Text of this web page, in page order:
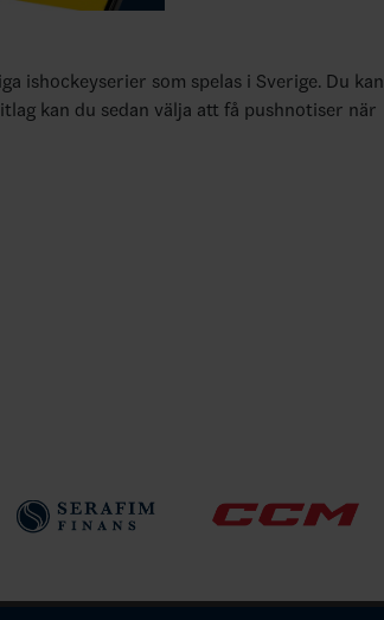
ishockeyserier som spelas i Sverige. Du kan
kan du sedan välja att få pushnotiser när